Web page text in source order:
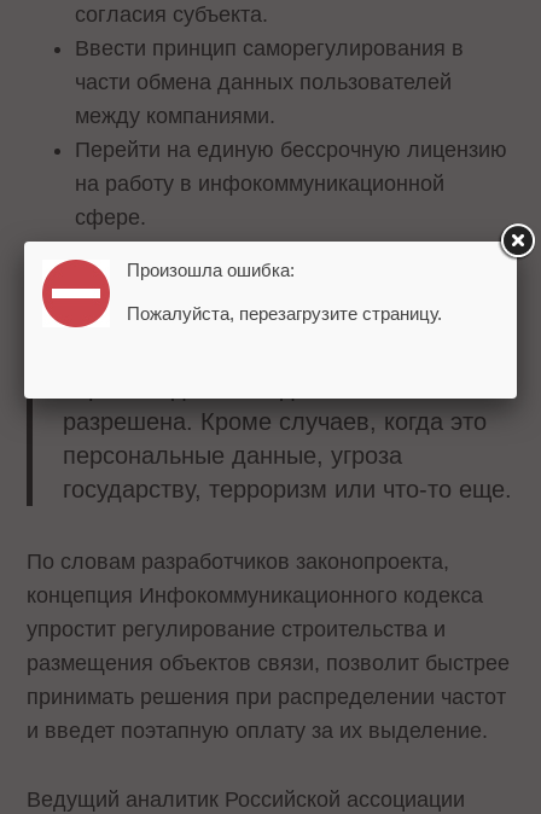
согласия субъекта.
Ввести принцип саморегулирования в
части обмена данных пользователей
между компаниями.
Перейти на единую бессрочную лицензию
на работу в инфокоммуникационной
сфере.
Кирилл Варламов
интернет-инициатив:
разрешена. Кроме случаев, когда это
персональные данные, угроза
государству, терроризм или что-то еще.
По словам разработчиков законопроекта,
концепция Инфокоммуникационного кодекса
упростит регулирование строительства и
размещения объектов связи, позволит быстрее
принимать решения при распределении частот
и введет поэтапную оплату за их выделение.
Ведущий аналитик Российской ассоциации
Произошла ошибка:
Пожалуйста, перезагрузите страницу.